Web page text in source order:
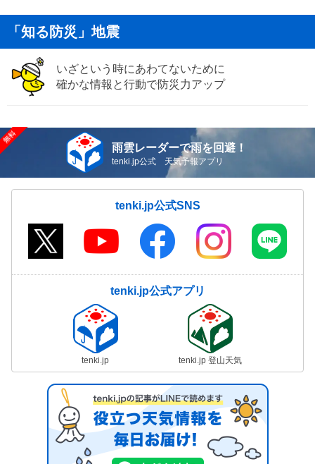
「知る防災」地震
いざという時にあわてないために
確かな情報と行動で防災力アップ
雨雲レーダーで雨を回避！
tenki.jp公式 天気予報アプリ
tenki.jp公式SNS
tenki.jp公式アプリ
tenki.jp tenki.jp 登山天気